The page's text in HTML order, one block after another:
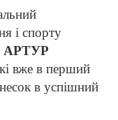
і спорту
АРТУР
вже в перший
в успішний